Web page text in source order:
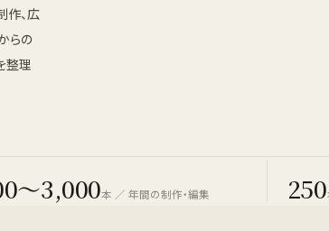
作、広
らの
整理
〜3,000本 ／ 年間の制作・編集 250